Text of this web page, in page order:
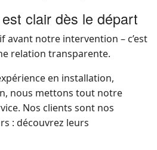
clair dès le départ
avant notre intervention – c’est
relation transparente.
en installation,
nous mettons tout notre
Nos clients sont nos
: découvrez leurs